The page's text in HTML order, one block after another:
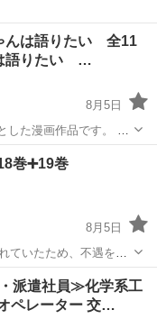
んは語りたい 全11
語りたい …
8月5日
た漫画作品です。 講
追加投稿します。 興味
ミック、アニメ
巻➕19巻
8月5日
ていたため、不遇を受
と思います。 ２００３
の話が有名です。 セ
ミック、アニメ
派遣社員≫化学系工
ペレーター 交…